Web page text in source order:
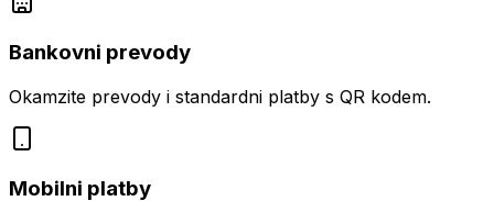
Bankovni prevody
Okamzite prevody i standardni platby s QR kodem.
Mobilni platby